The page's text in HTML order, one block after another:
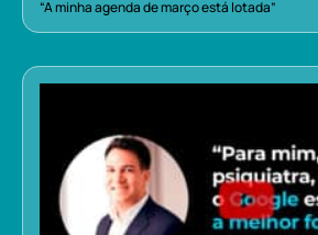
“A minha agenda de março está lotada”